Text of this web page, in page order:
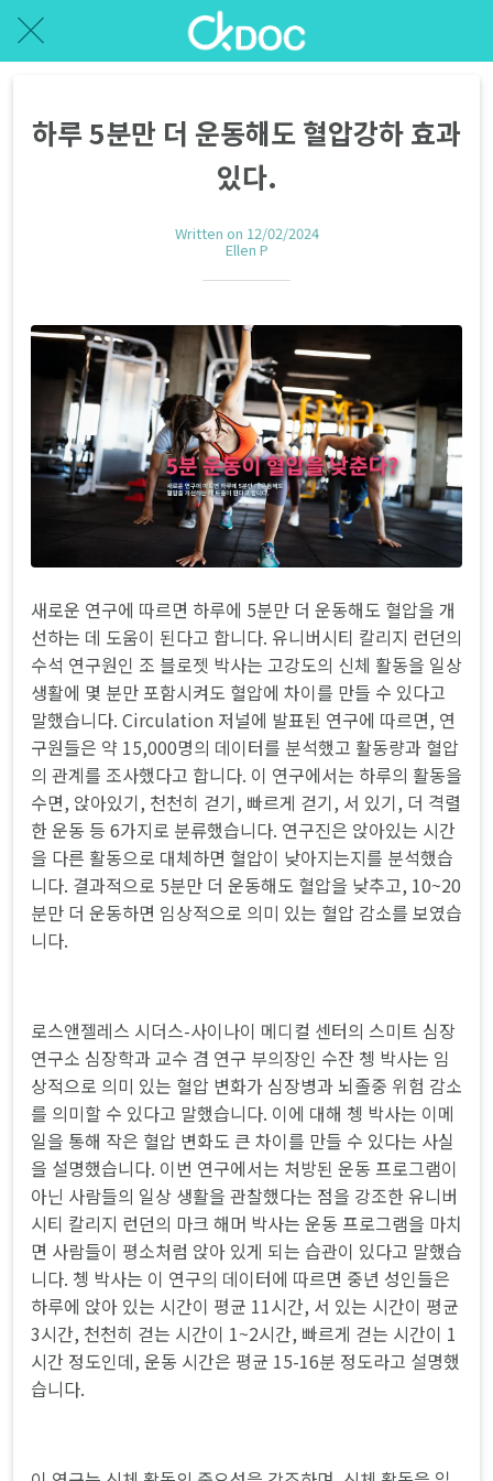
하루 5분만 더 운동해도 혈압강하 효과
있다.
Written on 12/02/2024
Ellen P
새로운 연구에 따르면 하루에 5분만 더 운동해도 혈압을 개
선하는 데 도움이 된다고 합니다. 유니버시티 칼리지 런던의
수석 연구원인 조 블로젯 박사는 고강도의 신체 활동을 일상
생활에 몇 분만 포함시켜도 혈압에 차이를 만들 수 있다고
말했습니다. Circulation 저널에 발표된 연구에 따르면, 연
구원들은 약 15,000명의 데이터를 분석했고 활동량과 혈압
의 관계를 조사했다고 합니다. 이 연구에서는 하루의 활동을
수면, 앉아있기, 천천히 걷기, 빠르게 걷기, 서 있기, 더 격렬
한 운동 등 6가지로 분류했습니다. 연구진은 앉아있는 시간
을 다른 활동으로 대체하면 혈압이 낮아지는지를 분석했습
니다. 결과적으로 5분만 더 운동해도 혈압을 낮추고, 10~20
분만 더 운동하면 임상적으로 의미 있는 혈압 감소를 보였습
니다.
로스앤젤레스 시더스-사이나이 메디컬 센터의 스미트 심장
연구소 심장학과 교수 겸 연구 부의장인 수잔 쳉 박사는 임
상적으로 의미 있는 혈압 변화가 심장병과 뇌졸중 위험 감소
를 의미할 수 있다고 말했습니다. 이에 대해 쳉 박사는 이메
일을 통해 작은 혈압 변화도 큰 차이를 만들 수 있다는 사실
을 설명했습니다. 이번 연구에서는 처방된 운동 프로그램이
아닌 사람들의 일상 생활을 관찰했다는 점을 강조한 유니버
시티 칼리지 런던의 마크 해머 박사는 운동 프로그램을 마치
면 사람들이 평소처럼 앉아 있게 되는 습관이 있다고 말했습
니다. 쳉 박사는 이 연구의 데이터에 따르면 중년 성인들은
하루에 앉아 있는 시간이 평균 11시간, 서 있는 시간이 평균
3시간, 천천히 걷는 시간이 1~2시간, 빠르게 걷는 시간이 1
시간 정도인데, 운동 시간은 평균 15-16분 정도라고 설명했
습니다.